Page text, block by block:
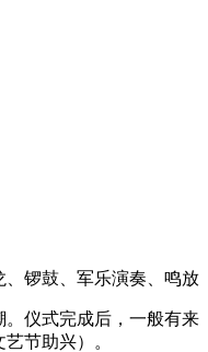
锣鼓、军乐演奏、鸣放
仪式完成后，一般有来
节助兴）。